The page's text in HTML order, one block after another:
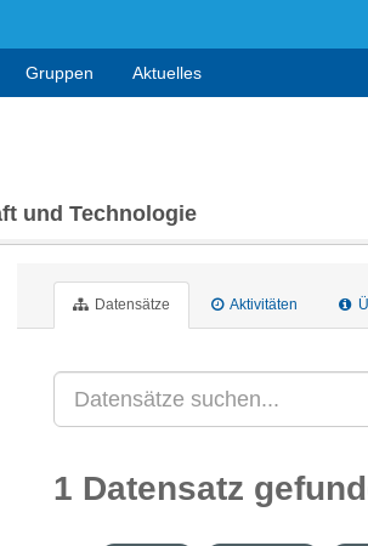
Gruppen Aktuelles
und Technologie
Datensätze Aktivitäten
1 Datensatz